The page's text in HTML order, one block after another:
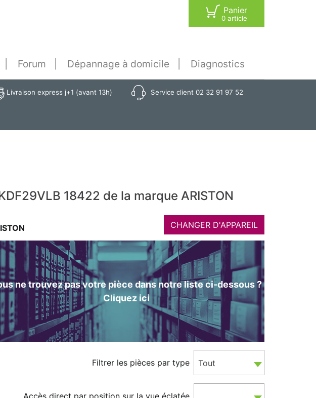
Panier
0 article
Forum Dépannage à domicile Diagnostics
Livraison express j+1 (avant 13h) Service client 02 32 91 97 52
18422 de la marque ARISTON
CHANGER D'APPAREIL
ne trouvez pas votre pièce dans notre liste ci-dessous ?
Cliquez ici
Filtrer les pièces par type Tout
Accès direct par position sur la vue éclatée